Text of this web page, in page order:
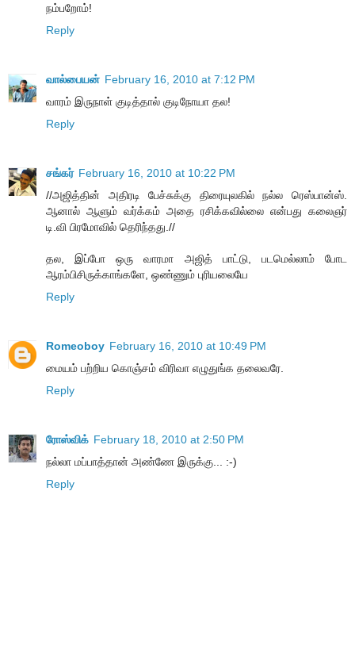
நம்பறோம்!
Reply
வால்பையன் February 16, 2010 at 7:12 PM
வாரம் இருநாள் குடித்தால் குடிநோயா தல!
Reply
சங்கர் February 16, 2010 at 10:22 PM
//அஜித்தின் அதிரடி பேச்சுக்கு திரையுலகில் நல்ல ரெஸ்பான்ஸ்.
ஆனால் ஆளும் வர்க்கம் அதை ரசிக்கவில்லை என்பது கலைஞர்
டி.வி பிரமோவில் தெரிந்தது.//
தல, இப்போ ஒரு வாரமா அஜித் பாட்டு, படமெல்லாம் போட
ஆரம்பிசிருக்காங்களே, ஒண்ணும் புரியலையே
Reply
Romeoboy February 16, 2010 at 10:49 PM
மையம் பற்றிய கொஞ்சம் விரிவா எழுதுங்க தலைவரே.
Reply
ரோஸ்விக் February 18, 2010 at 2:50 PM
நல்லா மப்பாத்தான் அண்ணே இருக்கு... :-)
Reply